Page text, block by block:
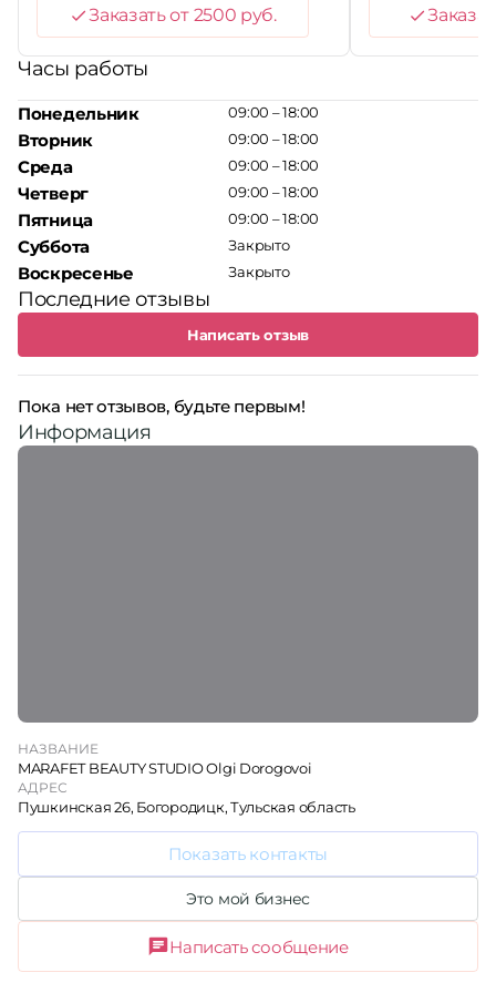
Заказать от 2500 руб.
Часы работы
Понедельник
Вторник
Среда
Четверг
Пятница
Суббота
Воскресенье
09:00 – 18:00
09:00 – 18:00
09:00 – 18:00
09:00 – 18:00
09:00 – 18:00
Закрыто
Закрыто
Последние отзывы
Написать отзыв
Пока нет отзывов, будьте первым!
Информация
НАЗВАНИЕ
MARAFET BEAUTY STUDIO Olgi Dorogovoi
АДРЕС
Пушкинская 26, Богородицк, Тульская область
Показать контакты
Это мой бизнес
Написать сообщение